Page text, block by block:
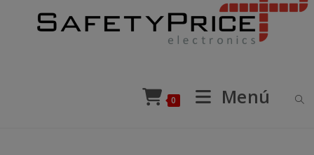
0 Menú